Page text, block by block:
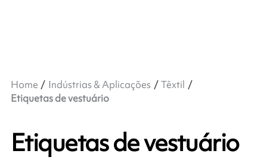
Home Indústrias & Aplicações
Têxtil
Etiquetas de vestuário
Etiquetas de vestuário